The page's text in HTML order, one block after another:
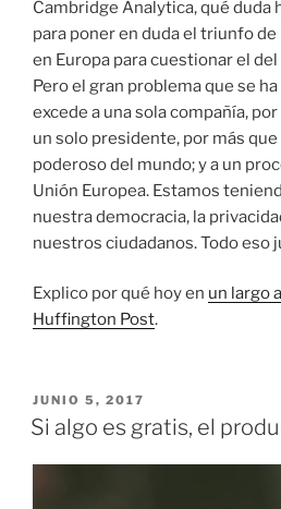
Cambridge Analytica, qué duda
para poner en duda el triunfo
en Europa para cuestionar el del
Pero el gran problema que se
excede a una sola compañía,
un solo presidente, por más que
poderoso del mundo; y a un
Unión Europea. Estamos
nuestra democracia, la
nuestros ciudadanos. Todo eso
Explico por qué hoy en un largo
Huffington Post.
PUBLICADO
EL
JUNIO 5, 2017
Si algo es gratis, el